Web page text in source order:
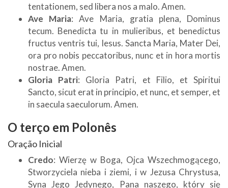
tentationem, sed libera nos a malo. Amen.
Ave Maria: Ave Maria, gratia plena, Dominus
tecum. Benedicta tu in mulieribus, et benedictus
fructus ventris tui, Iesus. Sancta Maria, Mater Dei,
ora pro nobis peccatoribus, nunc et in hora mortis
nostrae. Amen.
Gloria Patri: Gloria Patri, et Filio, et Spiritui
Sancto, sicut erat in principio, et nunc, et semper, et
in saecula saeculorum. Amen.
O terço em Polonês
Oração Inicial
Credo: Wierzę w Boga, Ojca Wszechmogącego,
Stworzyciela nieba i ziemi, i w Jezusa Chrystusa,
Syna Jego Jedynego, Pana naszego, który się